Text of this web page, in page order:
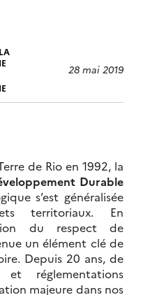
28 mai 2019
de Rio en 1992, la
Durable
s’est généralisée
territoriaux. En
du respect de
un élément clé de
Depuis 20 ans, de
réglementations
majeure dans nos